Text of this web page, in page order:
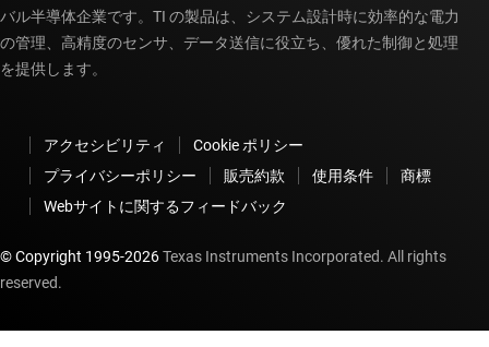
バル半導体企業です。TI の製品は、システム設計時に効率的な電力
の管理、高精度のセンサ、データ送信に役立ち、優れた制御と処理
を提供します。
アクセシビリティ
Cookie ポリシー
プライバシーポリシー
販売約款 使用条件
商標
Webサイトに関するフィードバック
© Copyright 1995-2026Texas Instruments Incorporated. All rights
reserved.